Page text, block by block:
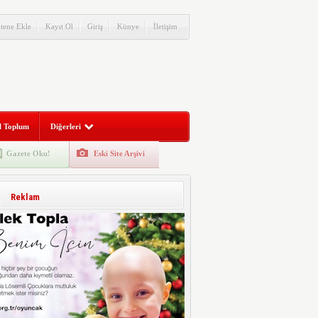
Ekle Kayıt Ol Giriş Künye İletişim
Toplum Diğerleri
Gazete Oku! Eski Site Arşivi
Reklam